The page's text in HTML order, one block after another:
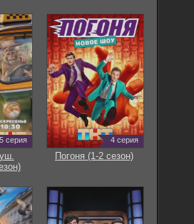
5 серия 4 серия
Погоня (1-2 сезон)